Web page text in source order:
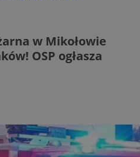
w Mikołowie
OSP ogłasza